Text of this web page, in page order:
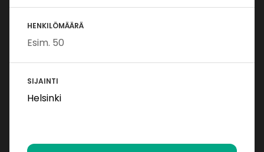
HENKILÖMÄÄRÄ
SIJAINTI